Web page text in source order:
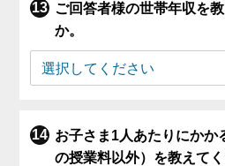
ご回答者様の世帯年収を
か。
お子さま1人あたりにかか
の授業料以外）を教えてく